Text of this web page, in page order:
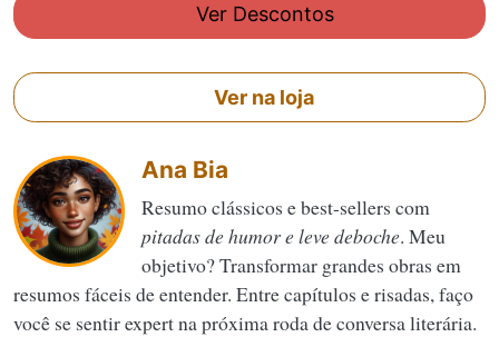
Ver Descontos
Ver na loja
Ana Bia
Resumo clássicos e best-sellers com
pitadas de humor e leve deboche. Meu
objetivo? Transformar grandes obras em
resumos fáceis de entender. Entre capítulos e risadas, faço
você se sentir expert na próxima roda de conversa literária.